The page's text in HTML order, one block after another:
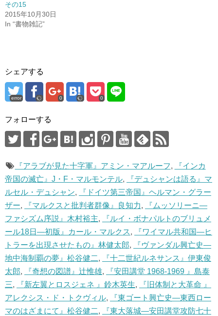
き
ま
す
)
ウ
その15
2015年10月30日
In “書物雑記”
シェアする
error 0 0
フォローする
『アラブが見た十字軍』アミン・マアルーフ,
『インカ
帝国の滅亡』J・F・マルモンテル,
『デュシャンは語る』マ
ルセル・デュシャン,
『ドイツ第三帝国』ヘルマン・グラー
ザー, 『マルクスと批判者群像』良知力,
『ムッソリーニ―
ファシズム序説』木村裕主,
『ルイ・ボナパルトのブリュメ
ール18日―初版』カール・マルクス,
『ワイマル共和国―ヒ
トラーを出現させたもの』林健太郎,
『ヴァンダル興亡史―
地中海制覇の夢』松谷健二,
『十二世紀ルネサンス』伊東俊
太郎, 『奇想の図譜』辻惟雄,
『安田講堂 1968‐1969 』島泰
三, 『新左翼とロスジェネ 』鈴木英生,
『旧体制と大革命 』
アレクシス・ド・トクヴィル,
『東ゴート興亡史―東西ロー
マのはざまにて』松谷健二,
『東大落城―安田講堂攻防七十